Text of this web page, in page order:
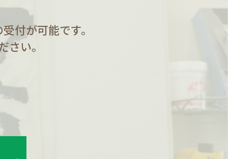
付が可能です。
い。